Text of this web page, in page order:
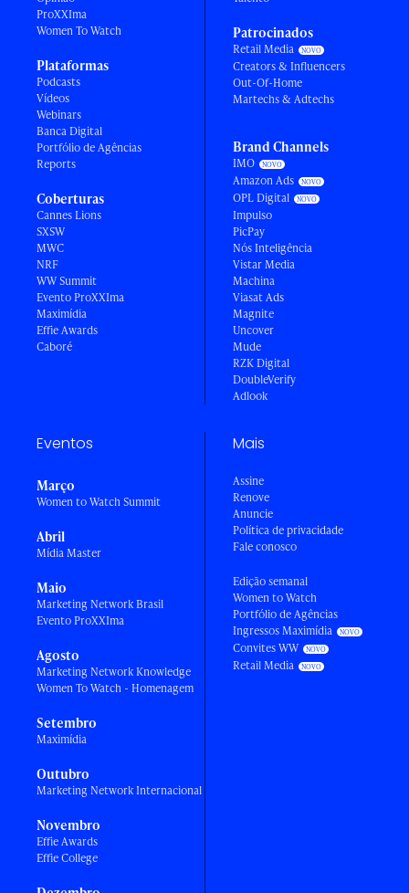
ProXXIma
Women To Watch
Plataformas
Podcasts
Vídeos
Webinars
Banca Digital
Portfólio de Agências
Reports
Coberturas
Cannes Lions
SXSW
MWC
NRF
WW Summit
Evento ProXXIma
Maximídia
Effie Awards
Caboré
Patrocinados
Retail Media
Creators & Influencers
Out-Of-Home
Martechs & Adtechs
Brand Channels
IMO
Amazon Ads
OPL Digital
Impulso
PicPay
Nós Inteligência
Vistar Media
Machina
Viasat Ads
Magnite
Uncover
Mude
RZK Digital
DoubleVerify
Adlook
Eventos
Março
Women to Watch Summit
Abril
Mídia Master
Maio
Marketing Network Brasil
Evento ProXXIma
Agosto
Marketing Network Knowledge
Women To Watch - Homenagem
Setembro
Maximídia
Outubro
Marketing Network Internacional
Novembro
Effie Awards
Effie College
Mais
Assine
Renove
Anuncie
Política de privacidade
Fale conosco
Edição semanal
Women to Watch
Portfólio de Agências
Ingressos Maximídia
Convites WW
Retail Media